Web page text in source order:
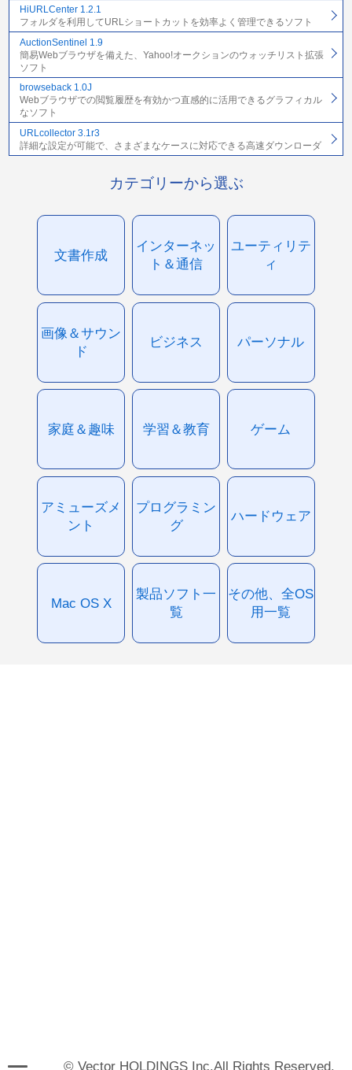
HiURLCenter 1.2.1
フォルダを利用してURLショートカットを効率よく管理できるソフト
AuctionSentinel 1.9
簡易Webブラウザを備えた、Yahoo!オークションのウォッチリスト拡張
ソフト
browseback 1.0J
Webブラウザでの閲覧履歴を有効かつ直感的に活用できるグラフィカル
なソフト
URLcollector 3.1r3
詳細な設定が可能で、さまざまなケースに対応できる高速ダウンローダ
カテゴリーから選ぶ
文書作成
インターネッ
ト＆通信
ユーティリテ
ィ
画像＆サウン
ド
ビジネス パーソナル
家庭＆趣味 学習＆教育 ゲーム
アミューズメ
ント
プログラミン
グ
ハードウェア
Mac OS X
製品ソフト一
覧
その他、全OS
用一覧
© Vector HOLDINGS Inc.All Rights Reserved.